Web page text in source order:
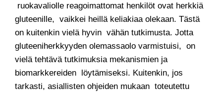
ruokavaliolle reagoimattomat henkilöt ovat herkkiä
gluteenille, vaikkei heillä keliakiaa olekaan. Tästä
on kuitenkin vielä hyvin vähän tutkimusta. Jotta
gluteeniherkkyyden olemassaolo varmistuisi, on
vielä tehtävä tutkimuksia mekanismien ja
biomarkkereiden löytämiseksi. Kuitenkin, jos
tarkasti, asiallisten ohjeiden mukaan toteutettu